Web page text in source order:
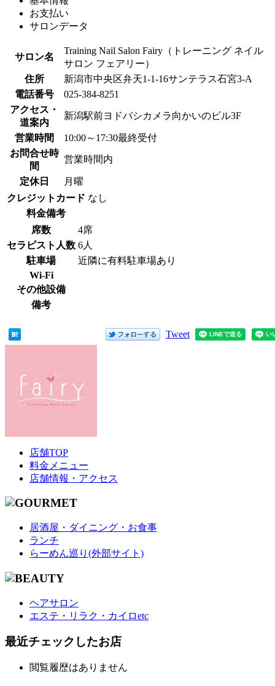
お支払い
サロンデータ
サロン名
Training Nail Salon Fairy（トレーニング ネイル
サロン フェアリー）
住所
新潟市中央区弁天1-1-16サンテラス石宮3-A
電話番号
025-384‐8251
アクセス・
道案内
新潟駅前ヨドバシカメラ向かいのビル3F
営業時間
10:00～17:30最終受付
お問合せ時
間
営業時間内
定休日
月曜
クレジットカード なし
料金備考
席数
4席
セラピスト人数 6人
駐車場
近隣に有料駐車場あり
Wi-Fi
その他設備
備考
Tweet
店舗TOP
料金メニュー
店舗情報・アクセス
居酒屋・ダイニング・お食事
ランチ
らーめん巡り(外部サイト)
ヘアサロン
エステ・リラク・カイロetc
最近チェックしたお店
閲覧履歴はありません